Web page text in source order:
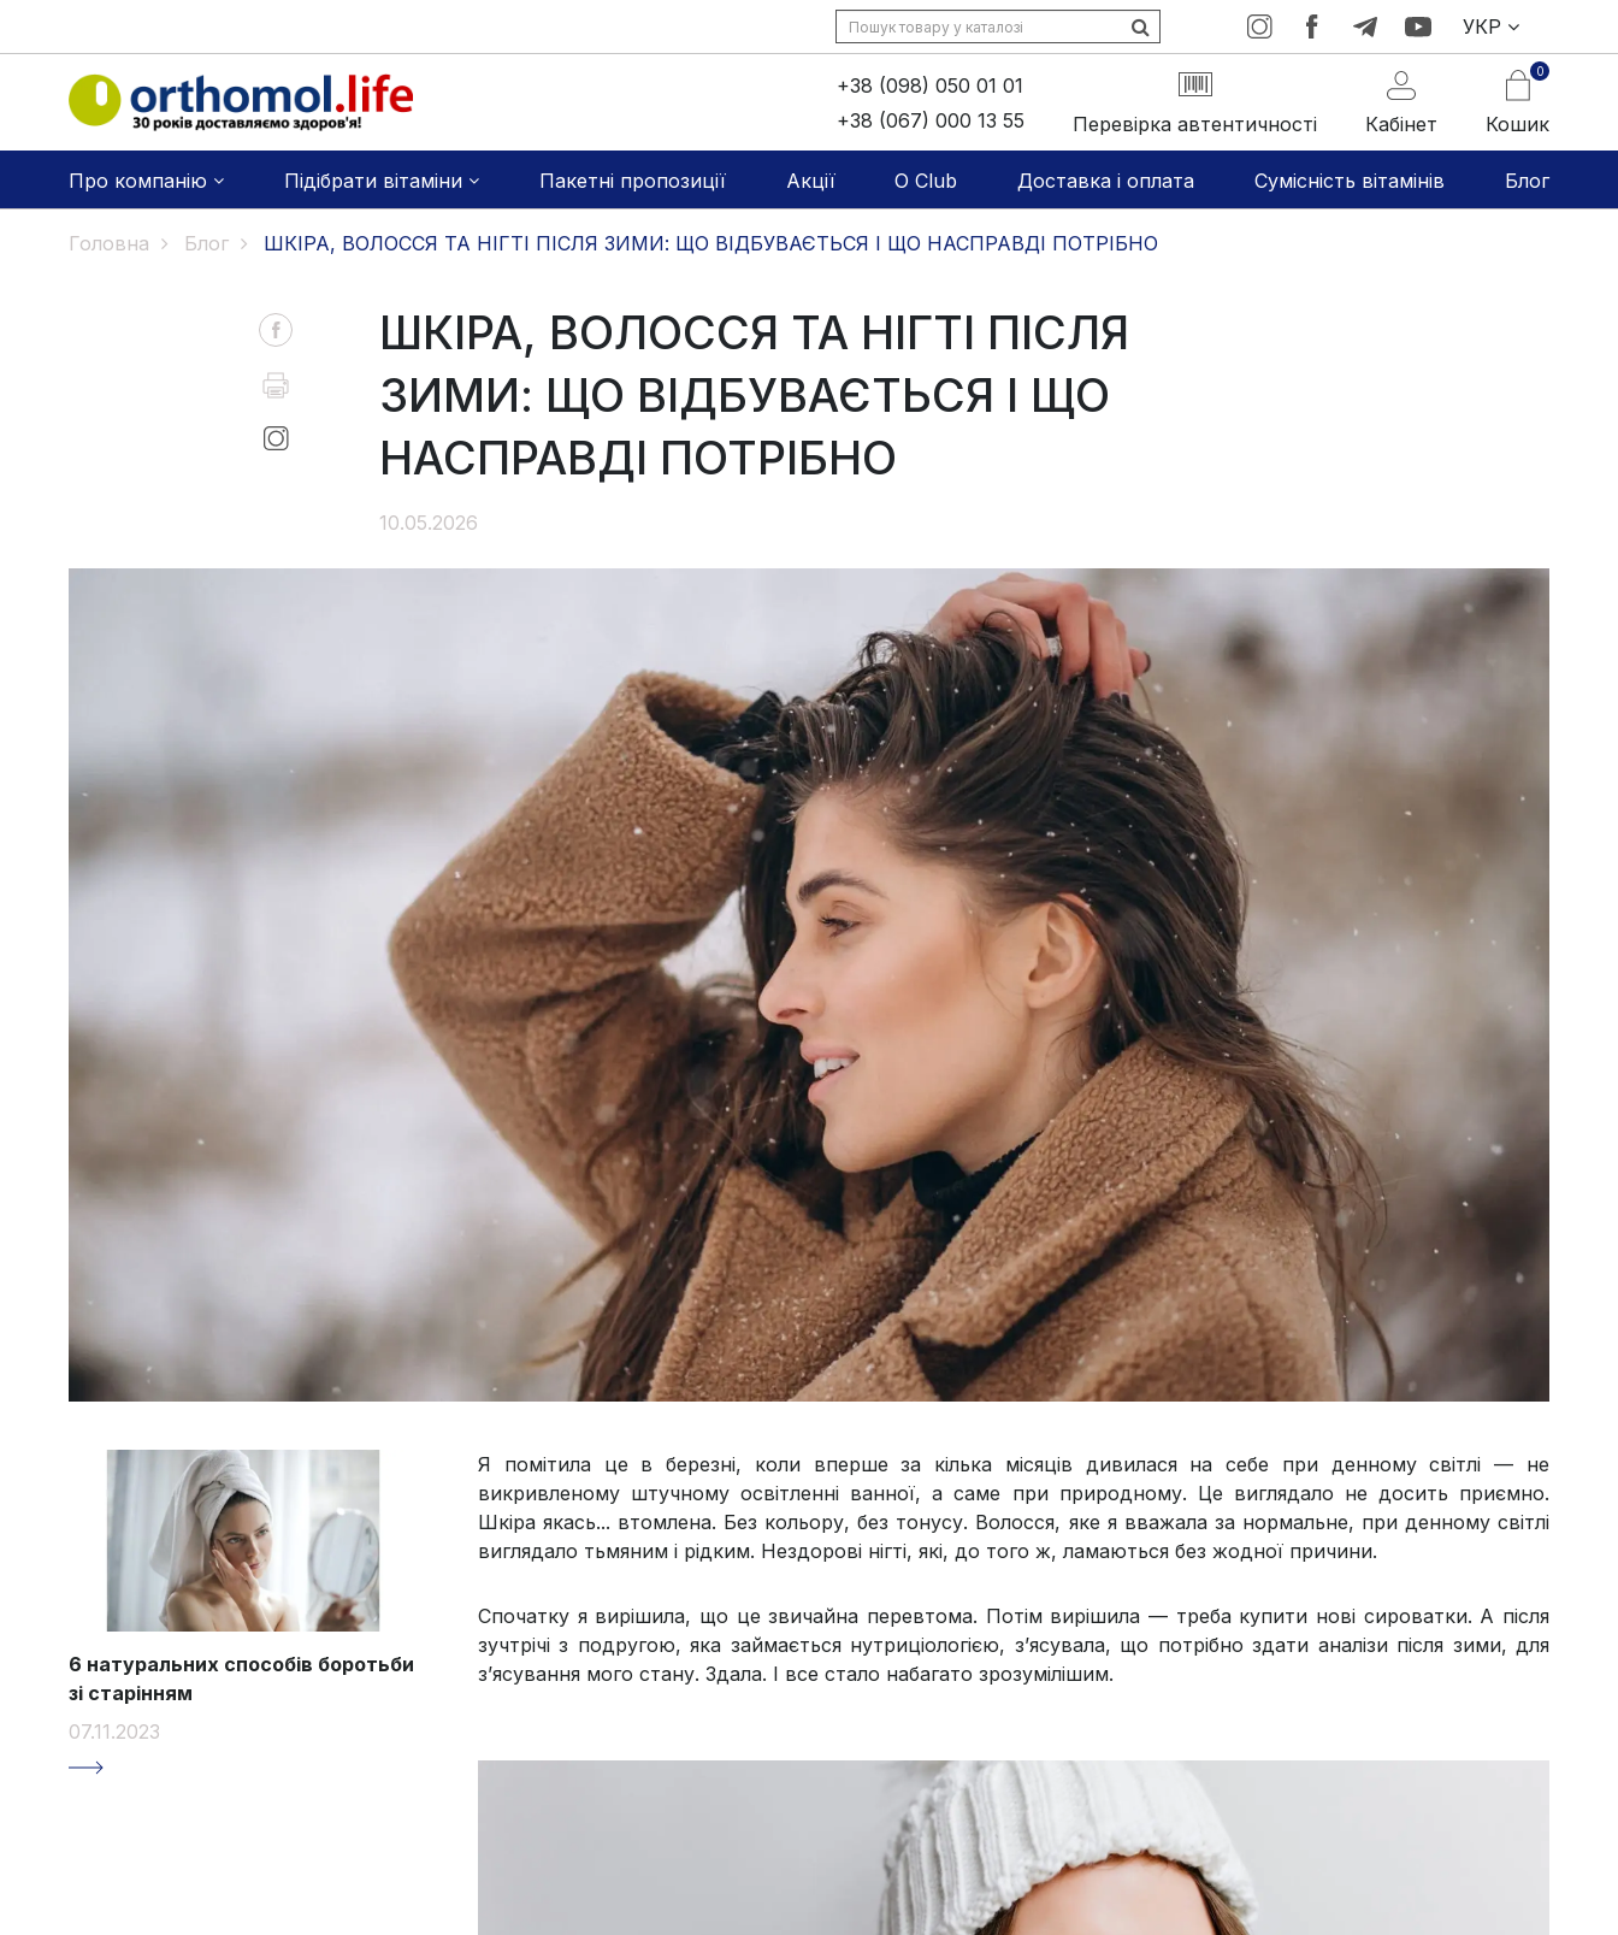
УКР
+38 (098) 050 01 01
+38 (067) 000 13 55
Перевірка автентичності Кабінет
0
Кошик
Про компанію Підібрати вітаміни Пакетні пропозиції Акції O Club Доставка і оплата Сумісність вітамінів Блог
Головна Блог ШКІРА, ВОЛОССЯ ТА НІГТІ ПІСЛЯ ЗИМИ: ЩО ВІДБУВАЄТЬСЯ І ЩО НАСПРАВДІ ПОТРІБНО
ШКІРА, ВОЛОССЯ ТА НІГТІ ПІСЛЯ
ЗИМИ: ЩО ВІДБУВАЄТЬСЯ І ЩО
НАСПРАВДІ ПОТРІБНО
10.05.2026
6 натуральних способів боротьби
зі старінням
07.11.2023
Я помітила це в березні, коли вперше за кілька місяців дивилася на себе при денному світлі — не
викривленому штучному освітленні ванної, а саме при природному. Це виглядало не досить приємно.
Шкіра якась... втомлена. Без кольору, без тонусу. Волосся, яке я вважала за нормальне, при денному світлі
виглядало тьмяним і рідким. Нездорові нігті, які, до того ж, ламаються без жодної причини.
Спочатку я вирішила, що це звичайна перевтома. Потім вирішила — треба купити нові сироватки. А після
зучтрічі з подругою, яка займається нутриціологією, з’ясувала, що потрібно здати аналізи після зими, для
з’ясування мого стану. Здала. І все стало набагато зрозумілішим.